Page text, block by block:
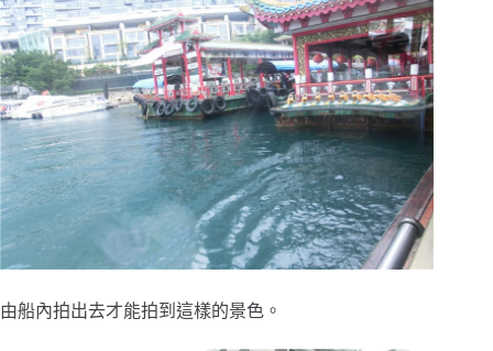
由船內拍出去才能拍到這樣的景色。